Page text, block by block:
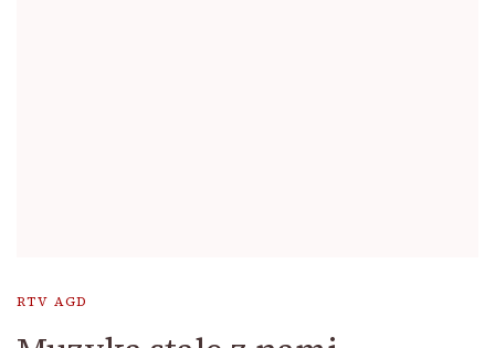
RTV AGD